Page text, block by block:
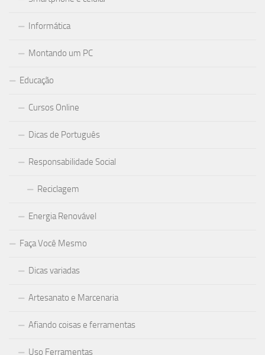
Informática
Montando um PC
Educação
Cursos Online
Dicas de Português
Responsabilidade Social
Reciclagem
Energia Renovável
Faça Você Mesmo
Dicas variadas
Artesanato e Marcenaria
Afiando coisas e ferramentas
Uso Ferramentas